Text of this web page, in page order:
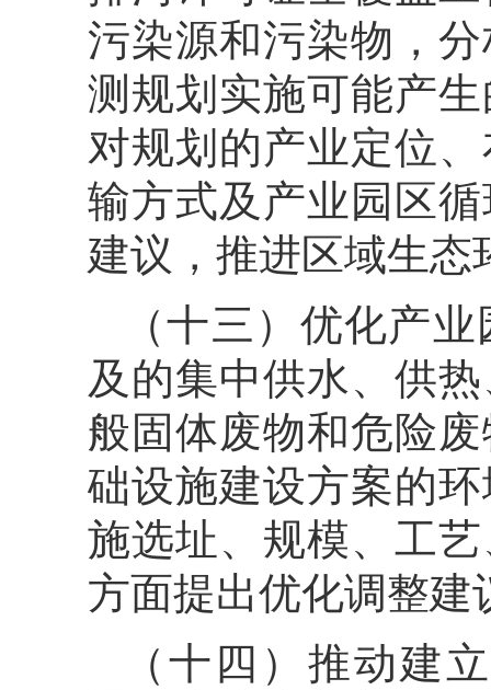
污染源和污染物，
测规划实施可能产
对规划的产业定位
输方式及产业园区
建议，推进区域生态
（十三）优化产
及的集中供水、供
般固体废物和危险
础设施建设方案的
施选址、规模、工
方面提出优化调整建
（十四）推动建